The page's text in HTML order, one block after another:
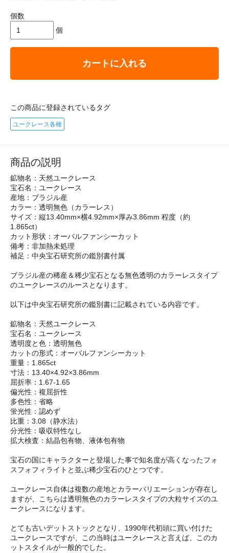
個数
個
カートに入れる
この商品に登録されているタグ
ユークレース各種
商品の説明
鉱物名：天然ユークレース
宝石名：ユークレース
産地：ブラジル産
カラー：透明無色（カラーレス）
サイズ：縦13.40mm×横4.92mm×厚み3.86mm 程度（約
1.865ct）
カット形状：オーバルファンシーカット
備考：非加熱未処理
補足：中央宝石研究所の鑑別書付属
ブラジル産の稀産＆稀少宝石となる無色透明のカラーレスタイプ
のユークレースのルースとなります。
以下は中央宝石研究所の鑑別書に記載されている内容です。
鉱物名：天然ユークレース
宝石名：ユークレース
透明度と色：透明無色
カットの形式：オーバルファンシーカット
重量：1.865ct
寸法：13.40×4.92×3.86mm
屈折率：1.67-1.65
偏光性：複屈折性
多色性：省略
蛍光性：認めず
比重：3.08（静水法）
分光性：吸収特性なし
拡大検査：結晶包有物、液体包有物
宝石の国にキャラクターと登場した事で知名度が高くなったフォ
スフォフィライトと並ぶ稀少宝石のひとつです。
ユークレース自体は複数の産地とカラーバリエーションが存在し
ますが、こちらは透明無色のカラーレスタイプの大粒サイズのユ
ークレースになります。
とても古いデットストックとなり、1990年代初頭に買い付けた
ユークレースですが、この当時はユークレースと言えば、このカ
ットスタイルが一般的でした。